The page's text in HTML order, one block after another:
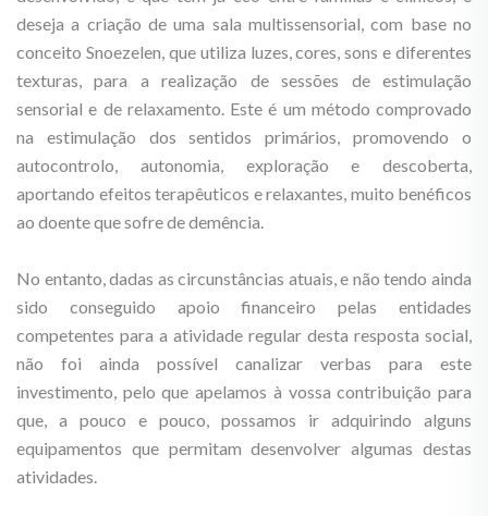
deseja a criação de uma sala multissensorial, com base no
conceito Snoezelen, que utiliza luzes, cores, sons e diferentes
texturas, para a realização de sessões de estimulação
sensorial e de relaxamento. Este é um método comprovado
na estimulação dos sentidos primários, promovendo o
autocontrolo, autonomia, exploração e descoberta,
aportando efeitos terapêuticos e relaxantes, muito benéficos
ao doente que sofre de demência.
No entanto, dadas as circunstâncias atuais, e não tendo ainda
sido conseguido apoio financeiro pelas entidades
competentes para a atividade regular desta resposta social,
não foi ainda possível canalizar verbas para este
investimento, pelo que apelamos à vossa contribuição para
que, a pouco e pouco, possamos ir adquirindo alguns
equipamentos que permitam desenvolver algumas destas
atividades.